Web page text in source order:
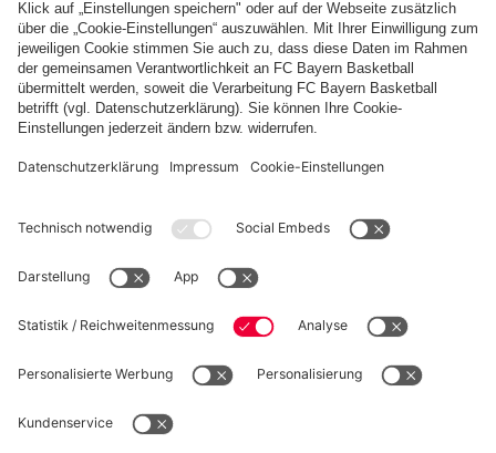
Jahreshauptversammlung 2024 des FC Bayern